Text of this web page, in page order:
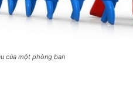
của một phòng ban